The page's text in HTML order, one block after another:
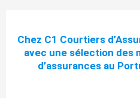
Chez C1 Courtiers
avec une sélection des
d’assurances au